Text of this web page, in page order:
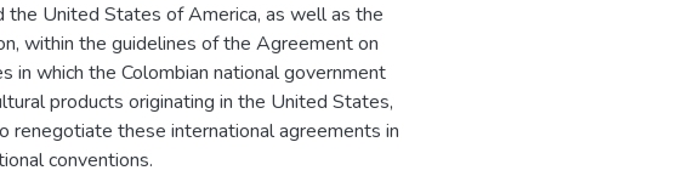
United States of America, as well as the
within the guidelines of the Agreement on
in which the Colombian national government
products originating in the United States,
renegotiate these international agreements in
conventions.